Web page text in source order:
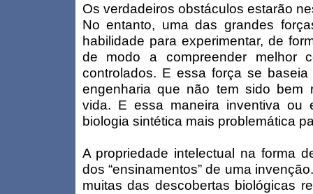
Os verdadeiros obstáculos estarão
No entanto, uma das grandes
habilidade para experimentar, de
de modo a compreender melhor
controlados. E essa força se
engenharia que não tem sido bem
vida. E essa maneira inventiva ou
biologia sintética mais problemática
A propriedade intelectual na forma
dos “ensinamentos” de uma
muitas das descobertas biológicas